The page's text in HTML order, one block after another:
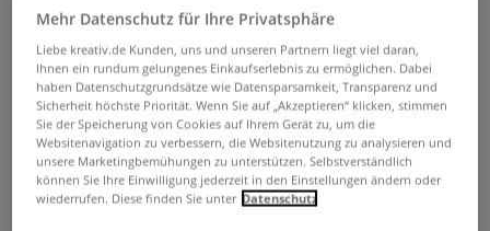
Mehr Datenschutz für Ihre Privatsphäre
Liebe kreativ.de Kunden, uns und unseren Partnern liegt viel daran,
Ihnen ein rundum gelungenes Einkaufserlebnis zu ermöglichen. Dabei
haben Datenschutzgrundsätze wie Datensparsamkeit, Transparenz und
Sicherheit höchste Priorität. Wenn Sie auf „Akzeptieren“ klicken, stimmen
Sie der Speicherung von Cookies auf Ihrem Gerät zu, um die
Websitenavigation zu verbessern, die Websitenutzung zu analysieren und
unsere Marketingbemühungen zu unterstützen. Selbstverständlich
können Sie Ihre Einwilligung jederzeit in den Einstellungen ändern oder
wiederrufen. Diese finden Sie unter Datenschutz